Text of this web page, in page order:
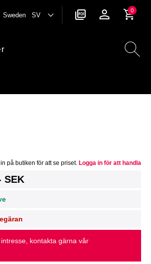
Sweden SV
0
på butiken för att se priset. Logga in för att handla
SEK
kontakta gärna vår